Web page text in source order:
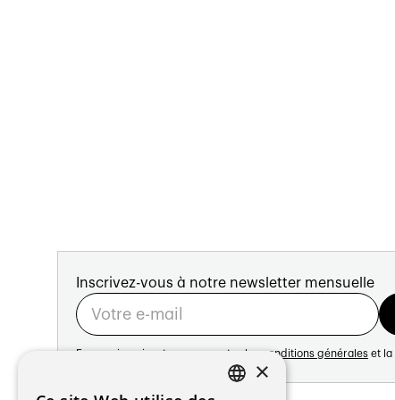
Inscrivez-vous à notre newsletter mensuelle
En vous inscrivant vous acceptez les conditions générales et la
Adresse:
×